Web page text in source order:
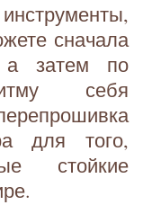
сначала
а затем по
себя
для того,
стойкие